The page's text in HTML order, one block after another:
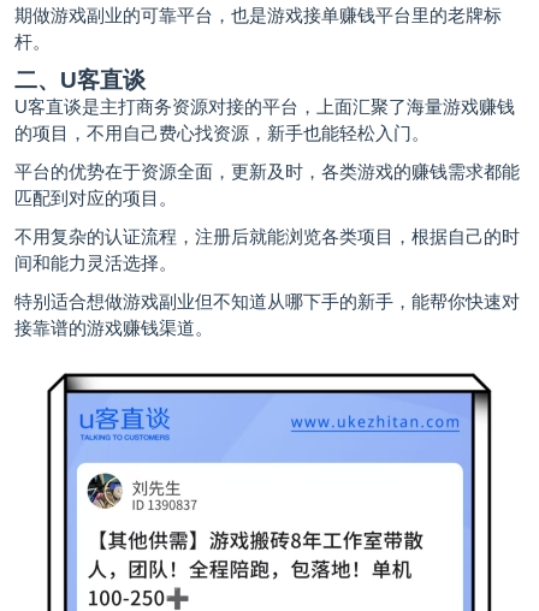
期做游戏副业的可靠平台，也是游戏接单赚钱平台里的老牌标
杆。
二、U客直谈
U客直谈是主打商务资源对接的平台，上面汇聚了海量游戏赚钱
的项目，不用自己费心找资源，新手也能轻松入门。
平台的优势在于资源全面，更新及时，各类游戏的赚钱需求都能
匹配到对应的项目。
不用复杂的认证流程，注册后就能浏览各类项目，根据自己的时
间和能力灵活选择。
特别适合想做游戏副业但不知道从哪下手的新手，能帮你快速对
接靠谱的游戏赚钱渠道。